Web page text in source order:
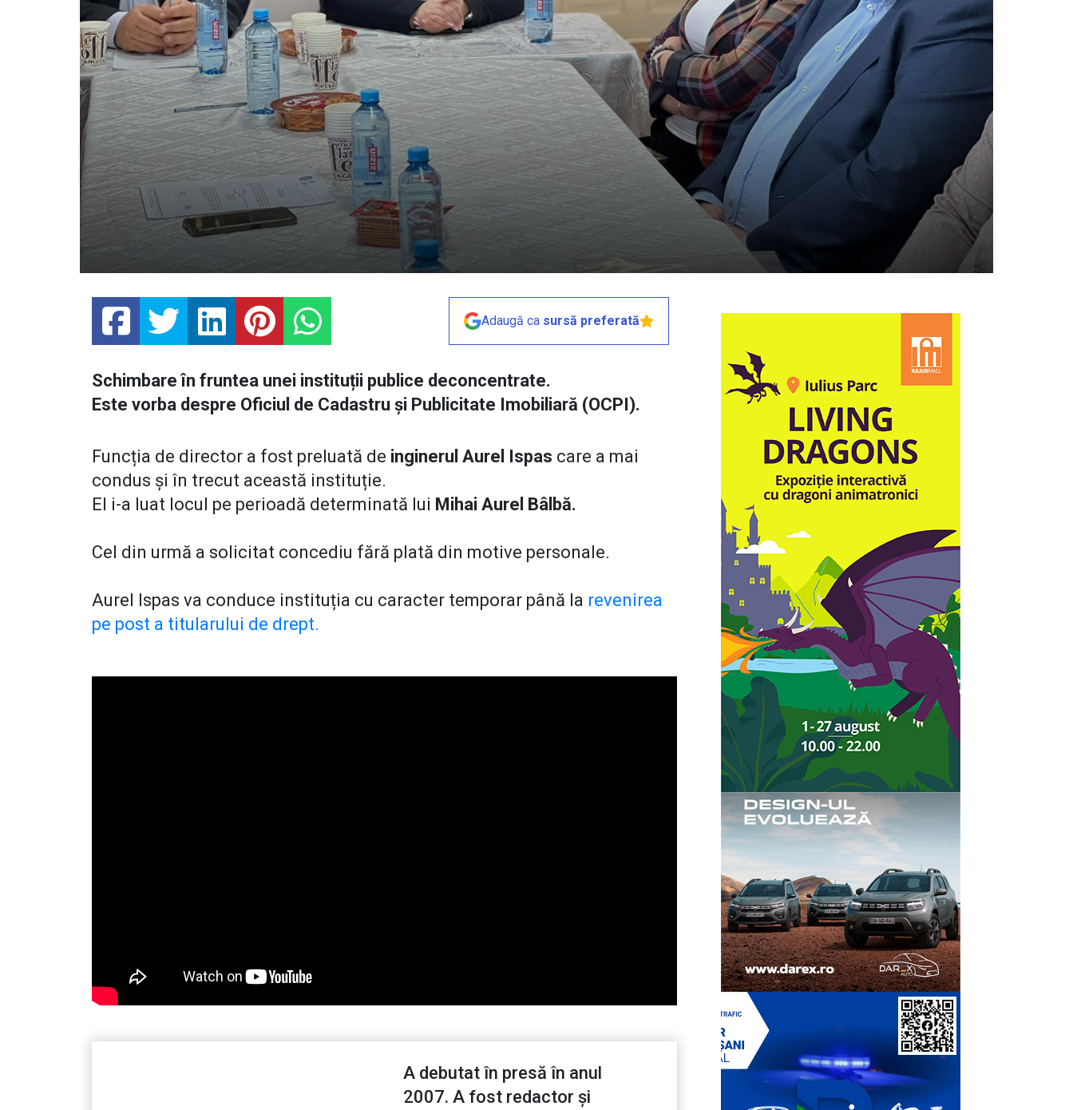
Adaugă ca sursă preferată
Schimbare în fruntea unei instituții publice deconcentrate.
Este vorba despre Oficiul de Cadastru și Publicitate Imobiliară (OCPI).
Funcția de director a fost preluată de inginerul Aurel Ispas care a mai
condus și în trecut această instituție.
El i-a luat locul pe perioadă determinată lui Mihai Aurel Bâlbă.
Cel din urmă a solicitat concediu fără plată din motive personale.
Aurel Ispas va conduce instituția cu caracter temporar până la revenirea
pe post a titularului de drept.
A debutat în presă în anul
2007. A fost redactor și